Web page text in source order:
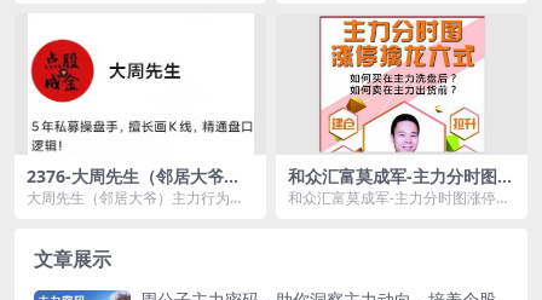
倍很简单！.m...
2376-大周先生（邻居大爷）
主力行为逻辑训练营2025下
大周先生（邻居大爷）主力行为逻
和众汇富莫成军-主力分时图涨
停擒龙六式
和众汇富莫成军-主力分时图涨停擒
文章展示